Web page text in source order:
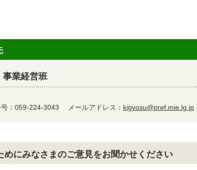
業経営班
：059-224-3043 メールアドレス： kigyosu@pref.mie.lg.jp
にみなさまのご意見をお聞かせください